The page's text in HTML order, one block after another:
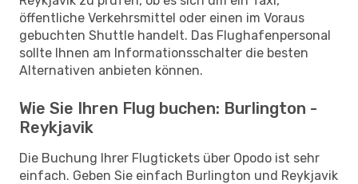
öffentliche Verkehrsmittel oder einen im Voraus
gebuchten Shuttle handelt. Das Flughafenpersonal
sollte Ihnen am Informationsschalter die besten
Alternativen anbieten können.
Wie Sie Ihren Flug buchen: Burlington -
Reykjavik
Die Buchung Ihrer Flugtickets über Opodo ist sehr
einfach. Geben Sie einfach Burlington und Reykjavik